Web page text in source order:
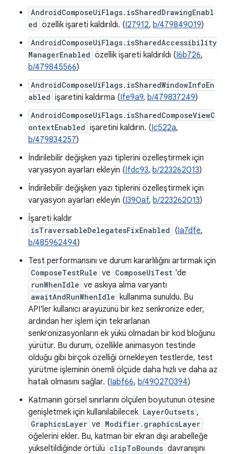
AndroidComposeUiFlags.isSharedDrawingEnabl
ed özellik işareti kaldırıldı. (I27912, b/479849019)
AndroidComposeUiFlags.isSharedAccessibility
ManagerEnabled özellik işareti kaldırıldı (I6b726,
b/479845566)
AndroidComposeUiFlags.isSharedWindowInfoEn
abled işaretini kaldırma (Ife9a9, b/479837249)
AndroidComposeUiFlags.isSharedComposeViewC
ontextEnabled işaretini kaldırın. (Ic522a,
b/479834257)
İndirilebilir değişken yazı tiplerini özelleştirmek için
varyasyon ayarları ekleyin (Ifdc93, b/223262013)
İndirilebilir değişken yazı tiplerini özelleştirmek için
varyasyon ayarları ekleyin (I390af, b/223262013)
İşareti kaldır
isTraversableDelegatesFixEnabled (Ia7dfe,
b/485962494)
Test performansını ve durum kararlılığını artırmak için
ComposeTestRule ve ComposeUiTest 'de
runWhenIdle ve askıya alma varyantı
awaitAndRunWhenIdle kullanıma sunuldu. Bu
API'ler kullanıcı arayüzünü bir kez senkronize eder,
ardından her işlem için tekrarlanan
senkronizasyonların ek yükü olmadan bir kod bloğunu
yürütür. Bu durum, özellikle animasyon testinde
olduğu gibi birçok özelliği örnekleyen testlerde, test
yürütme işleminin önemli ölçüde daha hızlı ve daha az
hatalı olmasını sağlar. (Iabf66, b/490270394)
Katmanın görsel sınırlarını ölçülen boyutunun ötesine
genişletmek için kullanılabilecek LayerOutsets ,
GraphicsLayer ve Modifier.graphicsLayer
öğelerini ekler. Bu, katman bir ekran dışı arabelleğe
yükseltildiğinde örtülü clipToBounds davranışını